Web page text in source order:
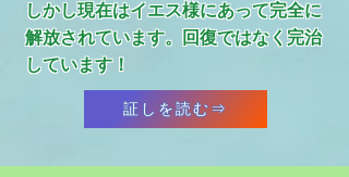
​しかし現在はイエス様にあって完全に
解放されています。回復ではなく完治
しています！
証しを読む⇒